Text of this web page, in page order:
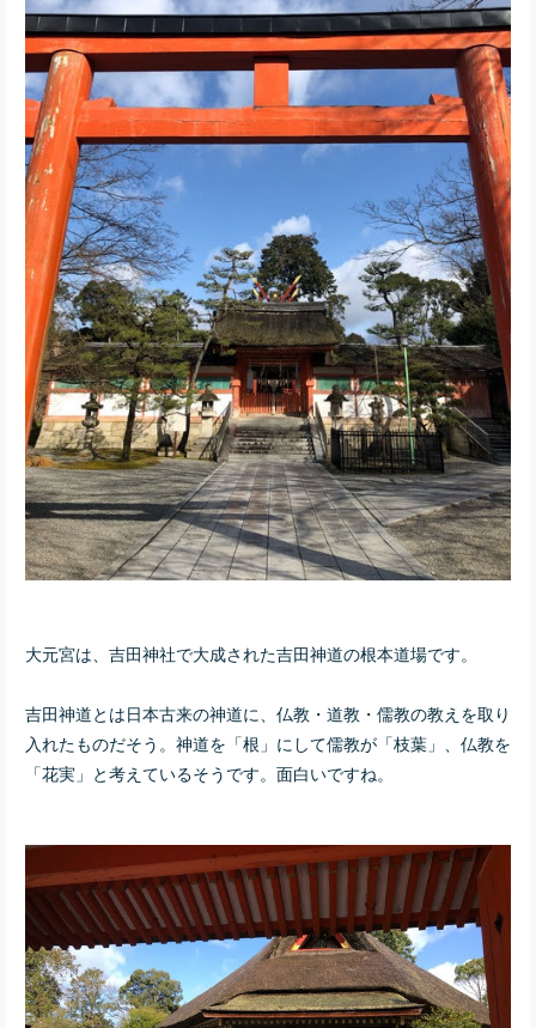
大元宮は、吉田神社で大成された吉田神道の根本道場です。
吉田神道とは日本古来の神道に、仏教・道教・儒教の教えを取り
入れたものだそう。神道を「根」にして儒教が「枝葉」、仏教を
「花実」と考えているそうです。面白いですね。